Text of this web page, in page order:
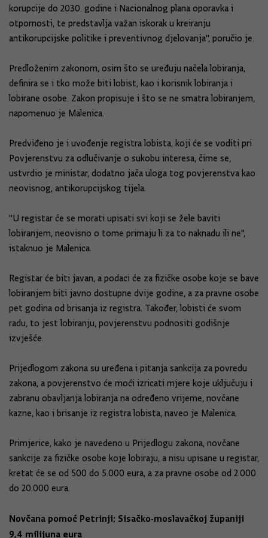
korupcije do 2030. godine i Nacionalnog plana oporavka i
otpornosti, te predstavlja važan iskorak u kreiranju
antikorupcijske politike i preventivnog djelovanja", poručio je.
Predloženim zakonom, osim što se uređuju načela lobiranja,
definira se i tko može biti lobist, kao i korisnik lobiranja i
lobirane osobe. Zakon propisuje i što se ne smatra lobiranjem,
napomenuo je Malenica.
Predviđeno je i uvođenje registra lobista, koji će se voditi pri
Povjerenstvu za odlučivanje o sukobu interesa, čime se,
ustvrdio je ministar, dodatno jača uloga tog povjerenstva kao
neovisnog, antikorupcijskog tijela.
"U registar će se morati upisati svi koji se žele baviti
lobiranjem, neovisno o tome primaju li za to naknadu ili ne",
istaknuo je Malenica.
Registar će biti javan, a podaci će za fizičke osobe koje se bave
lobiranjem biti javno dostupne dvije godine, a za pravne osobe
pet godina od brisanja iz registra. Također, lobisti će svom
radu, to jest lobiranju, povjerenstvu podnositi godišnje
izvješće.
Prijedlogom zakona su uređena i pitanja sankcija za povredu
zakona, a povjerenstvo će moći izricati mjere koje uključuju i
zabranu obavljanja lobiranja na određeno vrijeme, novčane
kazne, kao i brisanje iz registra lobista, naveo je Malenica.
Primjerice, kako je navedeno u Prijedlogu zakona, novčane
sankcije za fizičke osobe koje lobiraju, a nisu upisane u registar,
kretat će se od 500 do 5.000 eura, a za pravne osobe od 2.000
do 20.000 eura.
Novčana pomoć Petrinji; Sisačko-moslavačkoj županiji
9,4 milijuna eura